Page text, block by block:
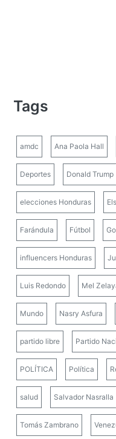
Tags
amdc Ana Paola Hall
Deportes Donald Trump
elecciones Honduras
Farándula Fútbol
influencers Honduras
Luis Redondo Mel
Mundo Nasry Asfura
partido libre Partido
POLÍTICA Política
salud Salvador Nasralla
Tomás Zambrano